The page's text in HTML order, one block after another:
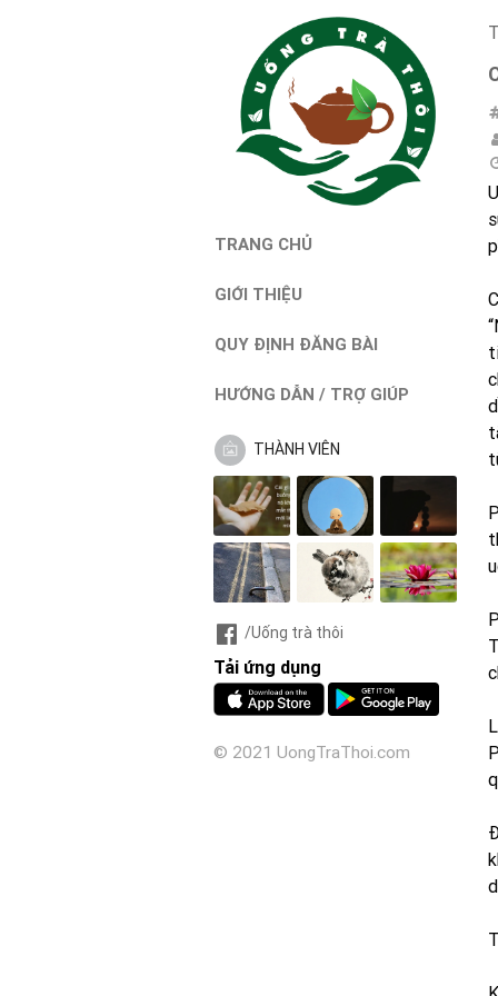
TRANG CHỦ
GIỚI THIỆU
QUY ĐỊNH ĐĂNG BÀI
HƯỚNG DẪN / TRỢ GIÚP
THÀNH VIÊN
/Uống trà thôi
Tải ứng dụng
© 2021 UongTraThoi.com